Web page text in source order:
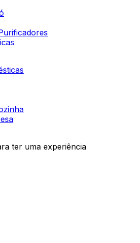
ter uma experiência